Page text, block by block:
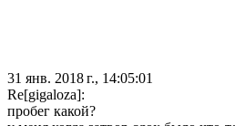
31 янв. 2018 г., 14:05:01
Re[gigaloza]:
пробег какой?